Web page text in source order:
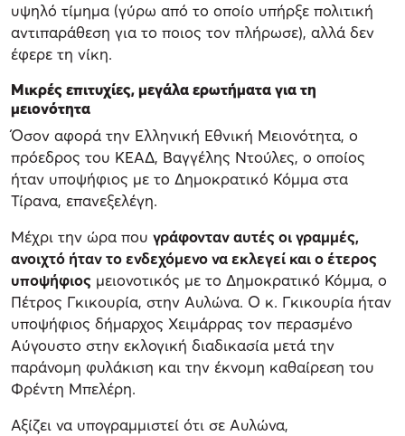
υψηλό τίμημα (γύρω από το οποίο υπήρξε πολιτική
αντιπαράθεση για το ποιος τον πλήρωσε), αλλά δεν
έφερε τη νίκη.
Μικρές επιτυχίες, μεγάλα ερωτήματα για τη
μειονότητα
Όσον αφορά την Ελληνική Εθνική Μειονότητα, ο
πρόεδρος του ΚΕΑΔ, Βαγγέλης Ντούλες, ο οποίος
ήταν υποψήφιος με το Δημοκρατικό Κόμμα στα
Τίρανα, επανεξελέγη.
Μέχρι την ώρα που γράφονταν αυτές οι γραμμές,
ανοιχτό ήταν το ενδεχόμενο να εκλεγεί και ο έτερος
υποψήφιος μειονοτικός με το Δημοκρατικό Κόμμα, ο
Πέτρος Γκικουρία, στην Αυλώνα. Ο κ. Γκικουρία ήταν
υποψήφιος δήμαρχος Χειμάρρας τον περασμένο
Αύγουστο στην εκλογική διαδικασία μετά την
παράνομη φυλάκιση και την έκνομη καθαίρεση του
Φρέντη Μπελέρη.
Αξίζει να υπογραμμιστεί ότι σε Αυλώνα,